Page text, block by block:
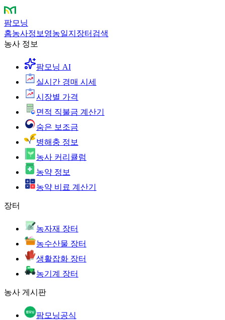
팜모닝
홈농사정보 영농일지 장터 검색
농사 정보
팜모닝 AI
실시간 경매 시세
시장별 가격
면적 직불금 계산기
숨은 보조금
병해충 정보
농사 커리큘럼
농약 정보
농약 비료 계산기
장터
농자재 장터
농수산물 장터
생활잡화 장터
농기계 장터
농사 게시판
팜모닝공식